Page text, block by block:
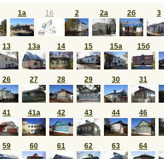
1а 1б 2 2а 2б 3
13 13а 14 15 15а 15б
26 27 28 29 30 31
41 41а 42 43 44 46
59 60 61 62 63 64